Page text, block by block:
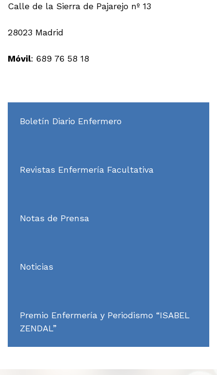
Calle de la Sierra de Pajarejo nº 13
28023 Madrid
Móvil: 689 76 58 18
Boletín Diario Enfermero
Revistas Enfermería Facultativa
Notas de Prensa
Noticias
Premio Enfermería y Periodismo “ISABEL
ZENDAL”